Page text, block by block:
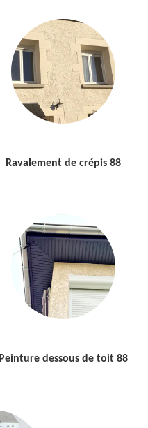
Ravalement de crépis 88
Peinture dessous de toit 88